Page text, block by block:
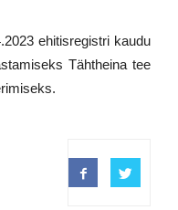
ehitisregistri kaudu
Tähtheina tee